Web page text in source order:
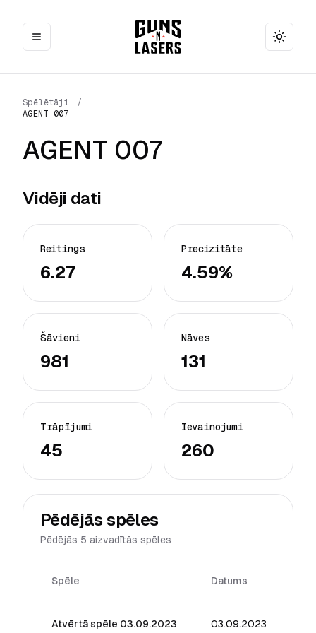
Toggle
Spēlētāji
/
AGENT 007
AGENT 007
Vidēji dati
Reitings
6.27
Precizitāte
4.59%
Šāvieni
981
Nāves
131
Trāpījumi
45
Ievainojumi
260
Pēdējās spēles
Pēdējās 5 aizvadītās spēles
Spēle Datums
Atvērtā spēle 03.09.2023 03.09.2023